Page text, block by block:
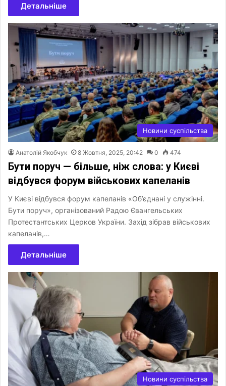
Детальніше
Новини суспільства
Анатолій Якобчук 8 Жовтня, 2025, 20:42 0 474
Бути поруч — більше, ніж слова: у Києві
відбувся форум військових капеланів
У Києві відбувся форум капеланів «Об’єднані у служінні.
Бути поруч», організований Радою Євангельських
Протестантських Церков України. Захід зібрав військових
капеланів,…
Детальніше
Новини суспільства